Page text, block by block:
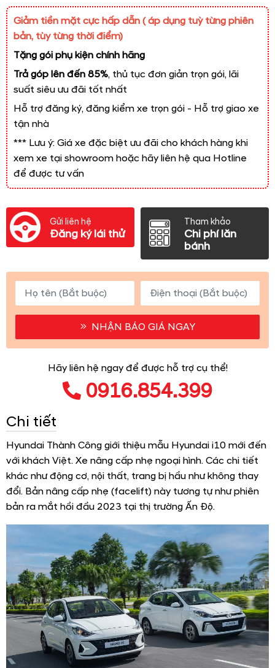
Giảm tiền mặt cực hấp dẫn ( áp dụng tuỳ từng phiên
bản, tùy từng thời điểm)
Tặng gói phụ kiện chính hãng
Trả góp lên đến 85%, thủ tục đơn giản trọn gói, lãi
suất siêu ưu đãi tốt nhất
Hỗ trợ đăng ký, đăng kiểm xe trọn gói - Hỗ trợ giao xe
tận nhà
*** Lưu ý: Giá xe đặc biệt ưu đãi cho khách hàng khi
xem xe tại showroom hoặc hãy liên hệ qua Hotline
để được tư vấn
Gửi liên hệ
Đăng ký lái thử
Tham khảo
Chi phí lăn
bánh
NHẬN BÁO GIÁ NGAY
Hãy liên hệ ngay để được hỗ trợ cụ thể!
0916.854.399
Chi tiết
Hyundai Thành Công giới thiệu mẫu Hyundai i10 mới đến
với khách Việt. Xe nâng cấp nhẹ ngoại hình. Các chi tiết
khác như động cơ, nội thất, trang bị hầu như không thay
đổi. Bản nâng cấp nhẹ (facelift) này tương tự như phiên
bản ra mắt hồi đầu 2023 tại thị trường Ấn Độ.